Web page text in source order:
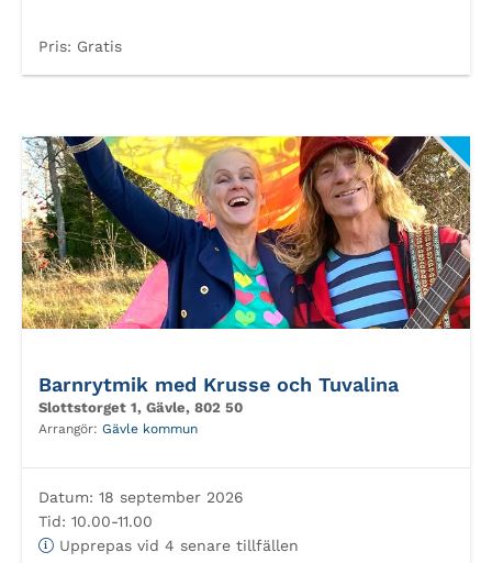
Pris: Gratis
Barnrytmik med Krusse och Tuvalina
Slottstorget 1, Gävle, 802 50
Arrangör: Gävle kommun
Datum: 18 september 2026
Tid: 10.00-11.00
Upprepas vid 4 senare tillfällen